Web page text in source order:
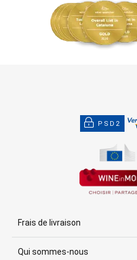
PSD2
Frais de livraison
Qui sommes-nous